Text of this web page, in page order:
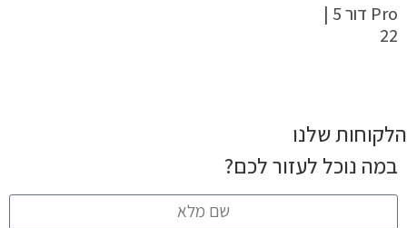
Pro דור 5 |
22
הלקוחות שלנו
במה נוכל לעזור לכם?